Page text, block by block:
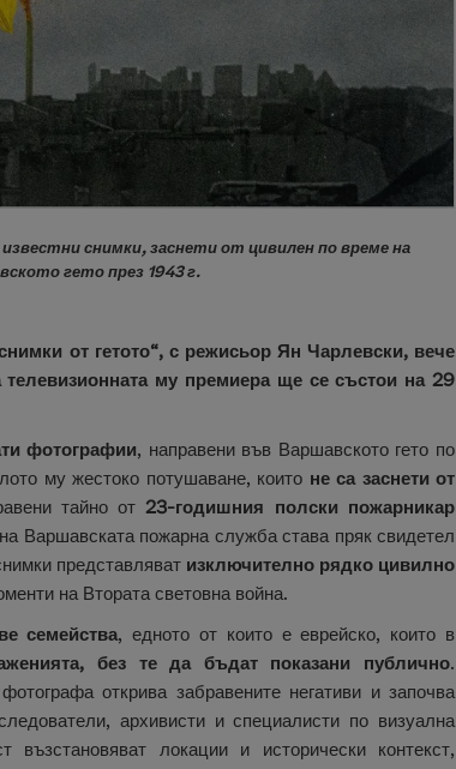
снимки, заснети от цивилен по време на
гето през 1943 г.
от гетото“, с режисьор Ян Чарлевски, вече
му премиера ще се състои на 29
фотографии, направени във Варшавското гето по
му жестоко потушаване, които не са заснети от
тайно от23-годишния полски пожарникар
Варшавската пожарна служба става пряк свидетел
представляват изключително рядко цивилно
на Втората световна война.
семейства, едното от които е еврейско, които в
без те да бъдат показани публично.
открива забравените негативи и започва
архивисти и специалисти по визуална
възстановяват локации и исторически контекст,